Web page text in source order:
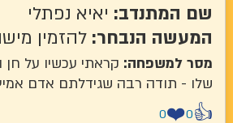
יאיא נפתלי
הנבחר:להזמין מישהו
למשפחה:קראתי עכשיו על חן ועל
תודה רבה שגידלתם אדם אמיץ וערכי
0